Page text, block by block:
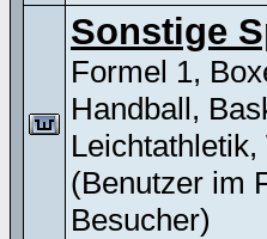
Sonstige
Formel 1,
Handball,
(Benutzer im
Besucher)